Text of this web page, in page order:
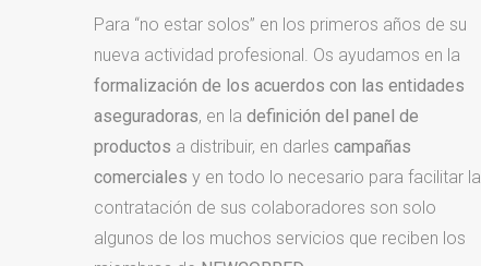
Para “no estar solos” en los primeros años de su
nueva actividad profesional. Os ayudamos en la
formalización de los acuerdos con las entidades
aseguradoras, en la definición del panel de
productos a distribuir, en darles campañas
comerciales y en todo lo necesario para facilitar la
contratación de sus colaboradores son solo
algunos de los muchos servicios que reciben los